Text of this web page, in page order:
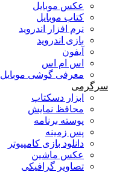
عکس موبایل
کتاب موبایل
نرم افزار اندروید
بازی اندروید
آیفون
اس ام اس
معرفی گوشی موبایل
سرگرمی
ابزار دسکتاپ
محافظ نمایش
پوسته برنامه
پس زمینه
دانلود بازی کامپیوتر
عکس ماشین
تصاویر گرافیکی